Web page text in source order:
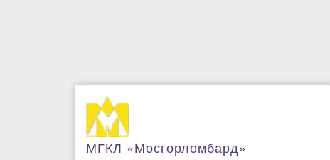
МГКЛ «Мосгорломбард»